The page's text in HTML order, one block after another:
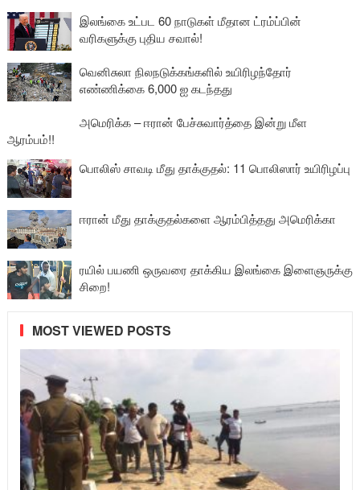
இலங்கை உட்பட 60 நாடுகள் மீதான ட்ரம்ப்பின்
வரிகளுக்கு புதிய சவால்!
வெனிசுலா நிலநடுக்கங்களில் உயிரிழந்தோர்
எண்ணிக்கை 6,000 ஐ கடந்தது
அமெரிக்க – ஈரான் பேச்சுவார்த்தை இன்று மீள
ஆரம்பம்!!
பொலிஸ் சாவடி மீது தாக்குதல்: 11 பொலிஸார் உயிரிழப்பு
ஈரான் மீது தாக்குதல்களை ஆரம்பித்தது அமெரிக்கா
ரயில் பயணி ஒருவரை தாக்கிய இலங்கை இளைஞருக்கு
சிறை!
MOST VIEWED POSTS